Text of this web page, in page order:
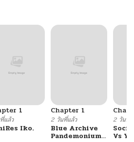
1
แล้ว
Iko.
Chapter 1
2 วันที่แล้ว
Blue Archive
Pandemonium
2 วันที่แ
Vs